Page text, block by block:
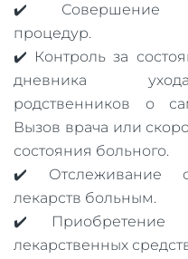
✔️ Совершение
процедур.
✔️ Контроль за
дневника
родственников о
Вызов врача или
состояния больного.
✔️ Отслеживание
лекарств больным.
✔️ Приобретение
лекарственных